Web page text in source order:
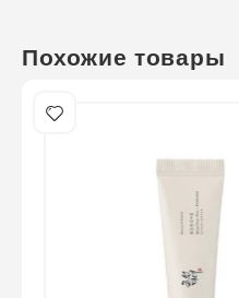
Похожие товары